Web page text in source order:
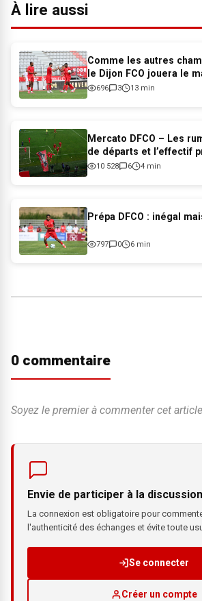
À lire aussi
Comme les autres
le Dijon FCO jouera le
696 3 13 min
Mercato DFCO – Les
de départs et l’effectif
Dijon pour 2026-2027
10 528 6 4 min
Prépa DFCO : inégal
797 0 6 min
0 commentaire
Soyez le premier à commenter cet
Envie de participer à la
La connexion est obligatoire pour
l'authenticité des échanges et évite toute
Se connecter
Créer un compte